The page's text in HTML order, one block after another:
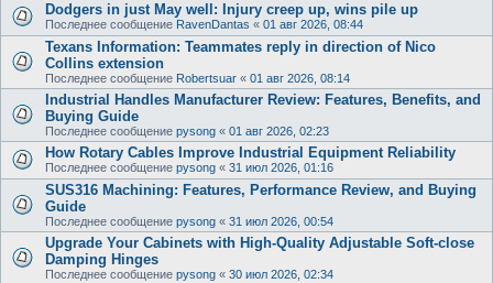
Dodgers in just May well: Injury creep up, wins pile up
Последнее сообщение RavenDantas « 01 авг 2026, 08:44
Texans Information: Teammates reply in direction of Nico
Collins extension
Последнее сообщение Robertsuar « 01 авг 2026, 08:14
Industrial Handles Manufacturer Review: Features, Benefits, and
Buying Guide
Последнее сообщение pysong « 01 авг 2026, 02:23
How Rotary Cables Improve Industrial Equipment Reliability
Последнее сообщение pysong « 31 июл 2026, 01:16
SUS316 Machining: Features, Performance Review, and Buying
Guide
Последнее сообщение pysong « 31 июл 2026, 00:54
Upgrade Your Cabinets with High-Quality Adjustable Soft-close
Damping Hinges
Последнее сообщение pysong « 30 июл 2026, 02:34